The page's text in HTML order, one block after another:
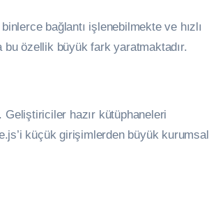
bağlantı işlenebilmekte ve hızlı
özellik büyük fark yaratmaktadır.
Geliştiriciler hazır kütüphaneleri
küçük girişimlerden büyük kurumsal